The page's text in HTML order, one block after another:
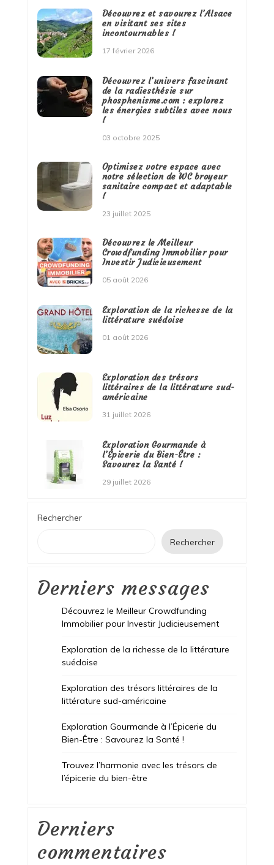
Découvrez et savourez l’Alsace
en visitant ses sites
incontournables !
17 février 2026
Découvrez l’univers fascinant
de la radiesthésie sur
phosphenisme.com : explorez
les énergies subtiles avec nous
!
03 octobre 2025
Optimisez votre espace avec
notre sélection de WC broyeur
sanitaire compact et adaptable
!
23 juillet 2025
Découvrez le Meilleur
Crowdfunding Immobilier pour
Investir Judicieusement
05 août 2026
Exploration de la richesse de la
littérature suédoise
01 août 2026
Exploration des trésors
littéraires de la littérature sud-
américaine
31 juillet 2026
Exploration Gourmande à
l’Épicerie du Bien-Être :
Savourez la Santé !
29 juillet 2026
Rechercher
Rechercher
Derniers messages
Découvrez le Meilleur Crowdfunding
Immobilier pour Investir Judicieusement
Exploration de la richesse de la littérature
suédoise
Exploration des trésors littéraires de la
littérature sud-américaine
Exploration Gourmande à l’Épicerie du
Bien-Être : Savourez la Santé !
Trouvez l’harmonie avec les trésors de
l’épicerie du bien-être
Derniers
commentaires